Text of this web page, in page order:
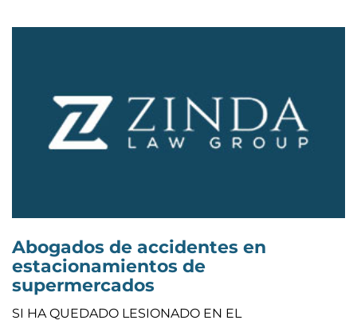
Abogados de accidentes en
estacionamientos de
supermercados
SI HA QUEDADO LESIONADO EN EL